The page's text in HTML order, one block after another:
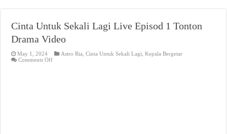
Cinta Untuk Sekali Lagi Live Episod 1 Tonton
Drama Video
May 1, 2024 Astro Ria ,Cinta Untuk Sekali Lagi ,Kepala Bergetar
Comments Offon